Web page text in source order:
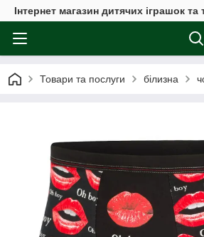
Інтернет магазин дитячих іграшок
Товари та послуги білизна